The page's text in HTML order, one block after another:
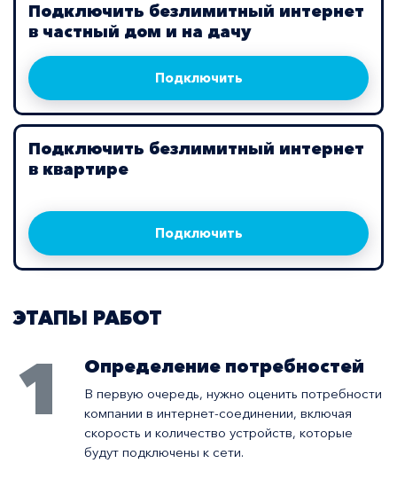
Подключить безлимитный интернет
в частный дом и на дачу
Подключить
Подключить безлимитный интернет
в квартире
Подключить
ЭТАПЫ РАБОТ
1 Определение потребностей
В первую очередь, нужно оценить потребности
компании в интернет-соединении, включая
скорость и количество устройств, которые
будут подключены к сети.